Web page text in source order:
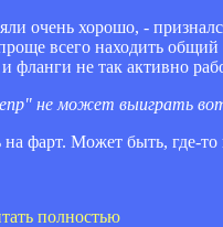
очень хорошо, -
всего находить
фланги не так активно
не может выиграть
на фарт. Может быть, где-
полностью